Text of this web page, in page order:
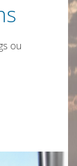
ou